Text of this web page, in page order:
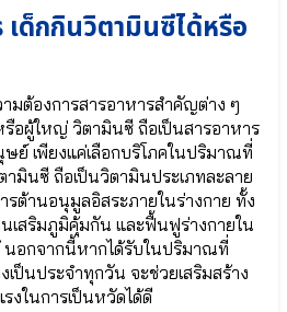
เด็กกินวิตามินซีได้หรือ
มต้องการสารอาหารสำคัญต่าง ๆ
รือผู้ใหญ่ วิตามินซี ถือเป็นสารอาหาร
ย์ เพียงแค่เลือกบริโภคในปริมาณที่
ามินซี ถือเป็นวิตามินประเภทละลาย
รต้านอนุมูลอิสระภายในร่างกาย ทั้ง
เสริมภูมิคุ้มกัน และฟื้นฟูร่างกายใน
นอกจากนี้หากได้รับในปริมาณที่
เป็นประจำทุกวัน จะช่วยเสริมสร้าง
ในการเป็นหวัดได้ดี